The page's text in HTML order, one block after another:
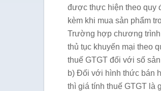
được thực hiện theo quy
kèm khi mua sản phẩm
Trường hợp chương
thủ tục khuyến mại theo
thuế GTGT đối với số
b) Đối với hình thức bán
thì giá tính thuế GTGT là